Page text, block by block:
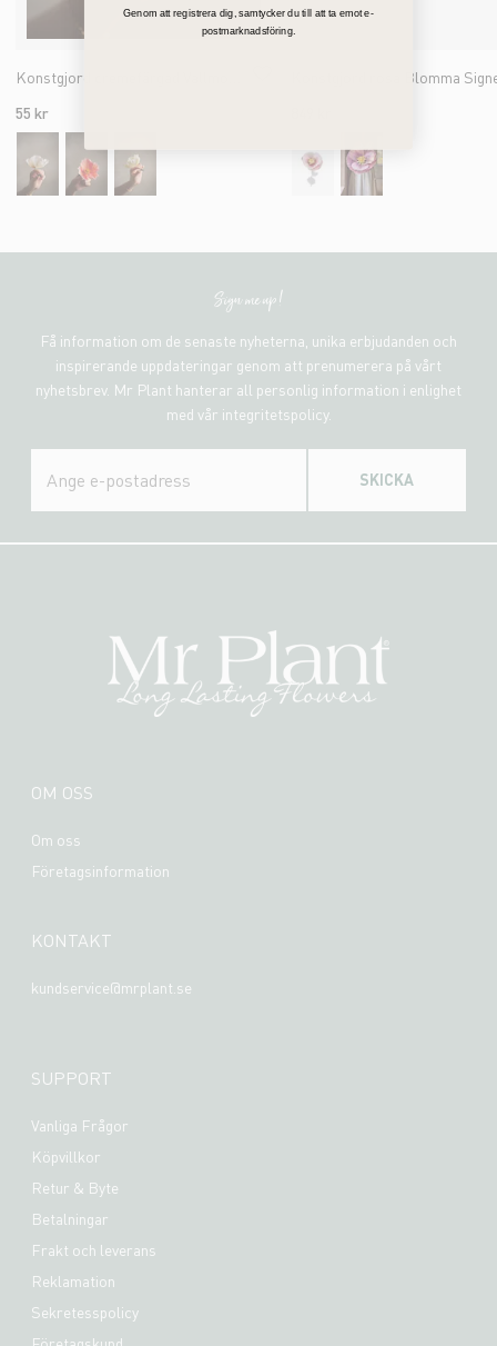
55 kr
Konstgjord rosa Blomma
Sign me up!
Få information om de senaste nyheterna, unika erbjudanden och
inspirerande uppdateringar genom att prenumerera på vårt
nyhetsbrev. Mr Plant hanterar all personlig information i enlighet
med vår integritetspolicy.
SKICKA
OM OSS
Om oss
Företagsinformation
KONTAKT
kundservice@mrplant.se
SUPPORT
Vanliga Frågor
Köpvillkor
Retur & Byte
Betalningar
Frakt och leverans
Reklamation
Sekretesspolicy
Genom att registrera dig, samtycker du till att ta emot e-
postmarknadsföring.